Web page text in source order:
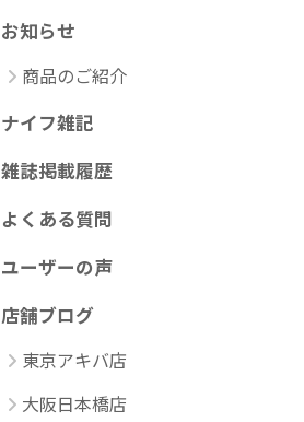
お知らせ
商品のご紹介
ナイフ雑記
雑誌掲載履歴
よくある質問
ユーザーの声
店舗ブログ
東京アキバ店
大阪日本橋店